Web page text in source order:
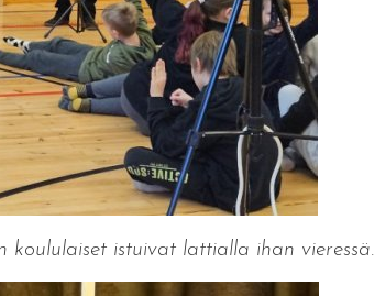
istuivat lattialla ihan vieressä.